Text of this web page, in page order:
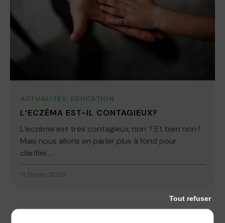
ACTUALITÉS, ÉDUCATION
L’ECZÉMA EST-IL CONTAGIEUX?
L’eczéma est très contagieux, non ? Et bien non !
Mais nous allons en parler plus à fond pour
clarifier...
18 février 2020
Tout refuser